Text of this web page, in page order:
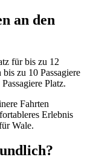
an den
für bis zu 12
bis zu 10 Passagiere
Platz.
Fahrten
Erlebnis
Wale.